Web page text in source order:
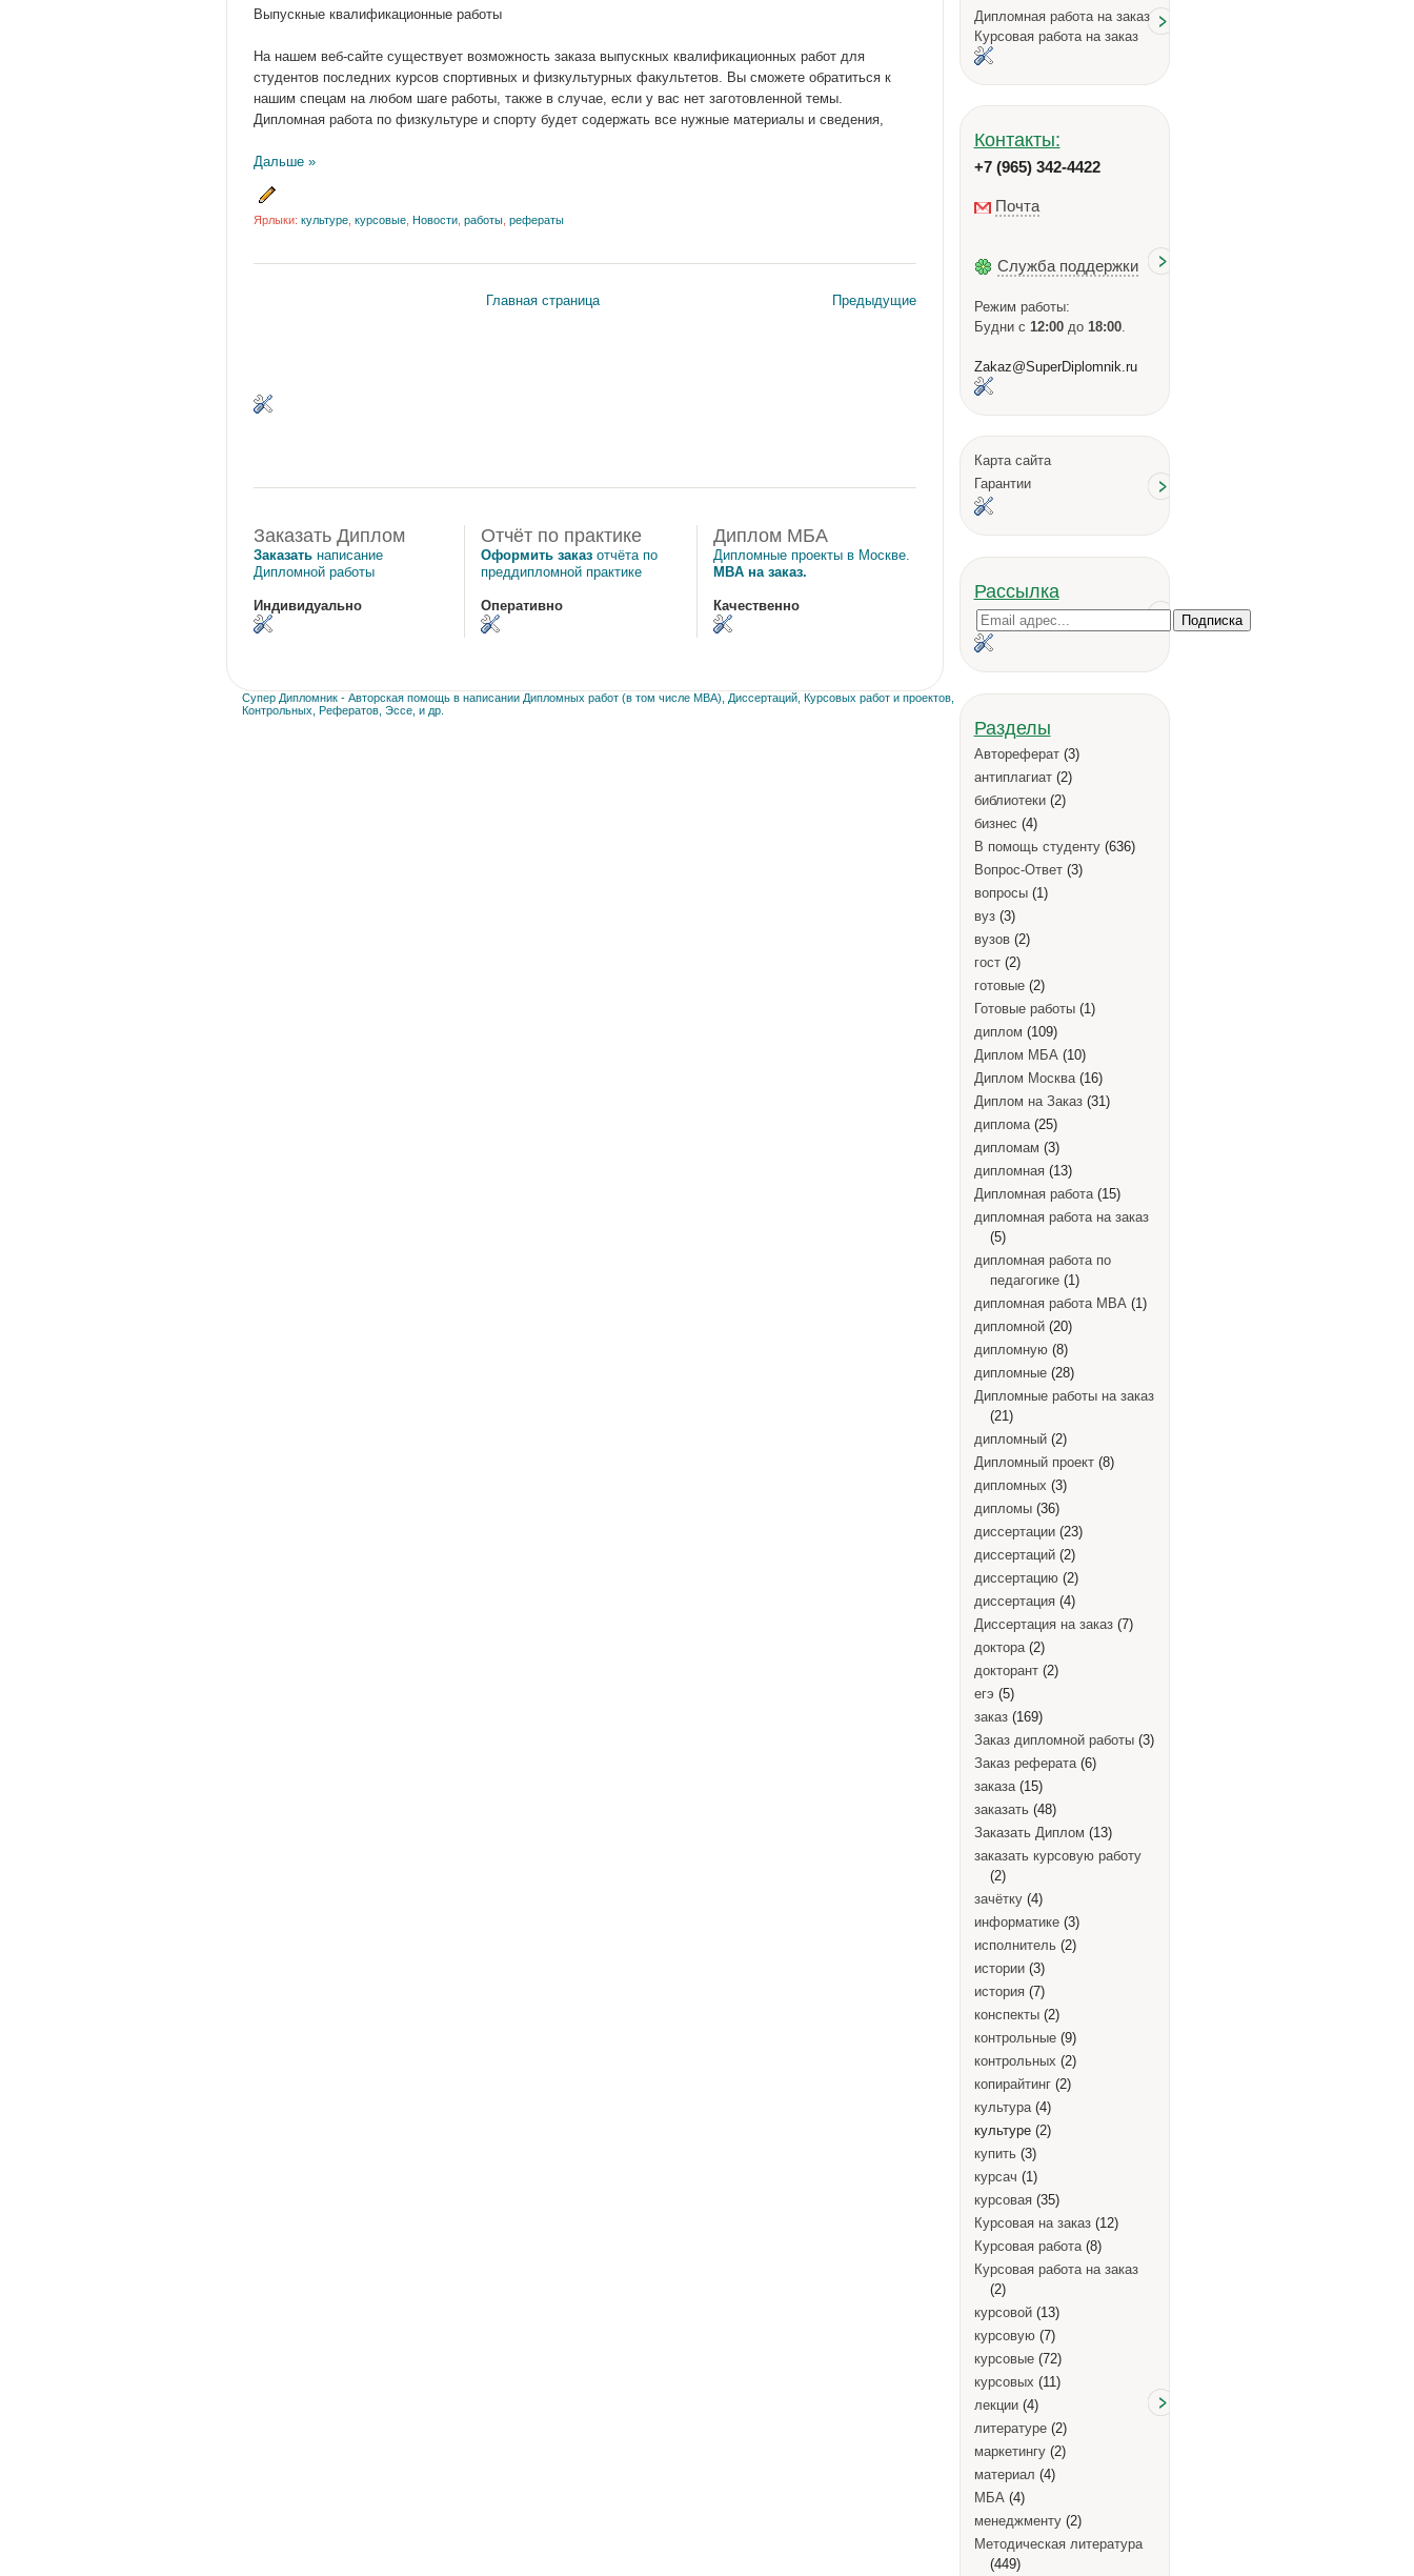
Выпускные квалификационные работы
На нашем веб-сайте существует возможность заказа выпускных квалификационных работ для
студентов последних курсов спортивных и физкультурных факультетов. Вы сможете обратиться к
нашим спецам на любом шаге работы, также в случае, если у вас нет заготовленной темы.
Дипломная работа по физкультуре и спорту будет содержать все нужные материалы и сведения,
Дальше »
Ярлыки: культуре, курсовые, Новости, работы, рефераты
Предыдущие
Главная страница
Заказать Диплом
Заказатьнаписание
Дипломной работы
Индивидуально
Отчёт по практике
Оформить заказотчёта по
преддипломной практике
Оперативно
Диплом МБА
Дипломные проекты в Москве.
MBA на заказ.
Качественно
Дипломная работа на заказ
Курсовая работа на заказ
Контакты:
+7 (965) 342-4422
Почта
Служба поддержки
Режим работы:
Будни с 12:00до 18:00.
Zakaz@SuperDiplomnik.ru
Карта сайта
Гарантии
Рассылка
Разделы
Автореферат (3)
антиплагиат (2)
библиотеки (2)
бизнес (4)
В помощь студенту (636)
Вопрос-Ответ (3)
вопросы (1)
вуз (3)
вузов (2)
гост (2)
готовые (2)
Готовые работы (1)
диплом (109)
Диплом МБА (10)
Диплом Москва (16)
Диплом на Заказ (31)
диплома (25)
дипломам (3)
дипломная (13)
Дипломная работа (15)
дипломная работа на заказ
(5)
дипломная работа по
педагогике (1)
дипломная работа MBA (1)
дипломной (20)
дипломную (8)
дипломные (28)
Дипломные работы на заказ
(21)
дипломный (2)
Дипломный проект (8)
дипломных (3)
дипломы (36)
диссертации (23)
диссертаций (2)
диссертацию (2)
диссертация (4)
Диссертация на заказ (7)
доктора (2)
докторант (2)
егэ (5)
заказ (169)
Заказ дипломной работы (3)
Заказ реферата (6)
заказа (15)
заказать (48)
Заказать Диплом (13)
заказать курсовую работу
(2)
зачётку (4)
информатике (3)
исполнитель (2)
истории (3)
история (7)
конспекты (2)
контрольные (9)
контрольных (2)
копирайтинг (2)
культура (4)
культуре (2)
купить (3)
курсач (1)
курсовая (35)
Курсовая на заказ (12)
Курсовая работа (8)
Курсовая работа на заказ
(2)
курсовой (13)
курсовую (7)
курсовые (72)
курсовых (11)
лекции (4)
литературе (2)
маркетингу (2)
материал (4)
МБА (4)
менеджменту (2)
Методическая литература
(449)
Супер Дипломник - Авторская помощь в написании Дипломных работ (в том числе MBA), Диссертаций, Курсовых работ и проектов,
Контрольных, Рефератов, Эссе, и др.